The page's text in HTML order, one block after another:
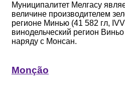
Муниципалитет Мелгасу
величине производителем
регионе Минью (41 582 гл,
винодельческий регион
наряду с Монсан.
Monção